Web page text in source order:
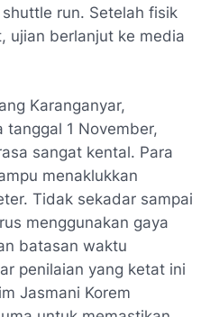
shuttle run. Setelah fisik
ujian berlanjut ke media
Karanganyar,
tanggal 1 November,
sangat kental. Para
menaklukkan
Tidak sekadar sampai
menggunakan gaya
batasan waktu
penilaian yang ketat ini
Jasmani Korem